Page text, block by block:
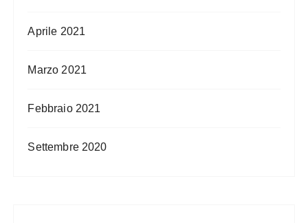
Aprile 2021
Marzo 2021
Febbraio 2021
Settembre 2020